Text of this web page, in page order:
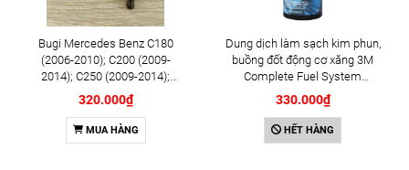
Bugi Mercedes Benz C180
(2006-2010); C200 (2009-
2014); C250 (2009-2014);
E250 (2009-2013); G500
(2008-2015); GL450 (2006-
2012), S500 (2005-2011);
SLK200 (2011-2015) chính
320.000₫
MUA HÀNG
Dung dịch làm sạch kim phun,
buồng đốt động cơ xăng 3M
Complete Fuel System
Cleaner 473ml (08813)
330.000₫
HẾT HÀNG